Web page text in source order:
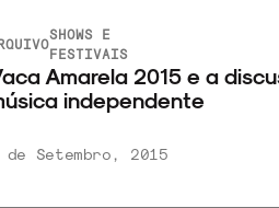
SHOWS E
FESTIVAIS
Amarela 2015 e a
independente
de Setembro, 2015